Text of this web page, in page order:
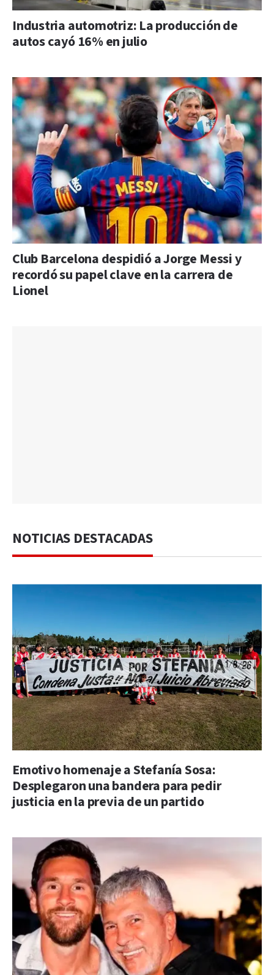
Industria automotriz: La producción de
autos cayó 16% en julio
Club Barcelona despidió a Jorge Messi y
recordó su papel clave en la carrera de
Lionel
NOTICIAS DESTACADAS
Emotivo homenaje a Stefanía Sosa:
Desplegaron una bandera para pedir
justicia en la previa de un partido